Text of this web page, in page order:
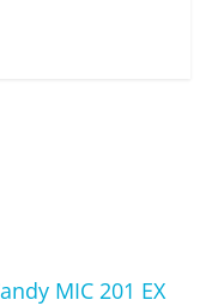
MIC 201 EX